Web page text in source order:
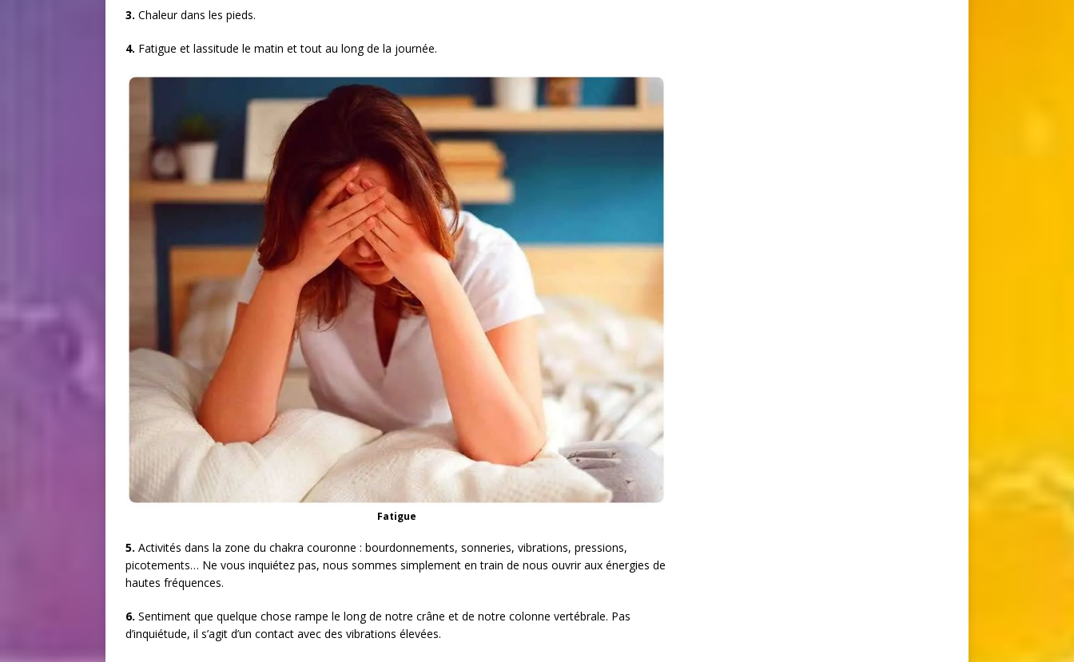
3. Chaleur dans les pieds.
4. Fatigue et lassitude le matin et tout au long de la journée.
Fatigue
5. Activités dans la zone du chakra couronne : bourdonnements, sonneries, vibrations, pressions,
picotements… Ne vous inquiétez pas, nous sommes simplement en train de nous ouvrir aux énergies de
hautes fréquences.
6. Sentiment que quelque chose rampe le long de notre crâne et de notre colonne vertébrale. Pas
d’inquiétude, il s’agit d’un contact avec des vibrations élevées.